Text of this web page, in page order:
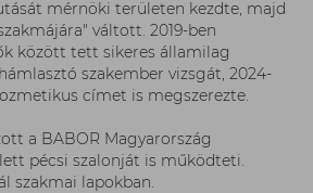
mérnöki területen kezdte, majd
váltott. 2019-ben
között tett sikeres államilag
szakember vizsgát, 2024-
címet is megszerezte.
a BABOR Magyarország
pécsi szalonját is működteti.
szakmai lapokban.